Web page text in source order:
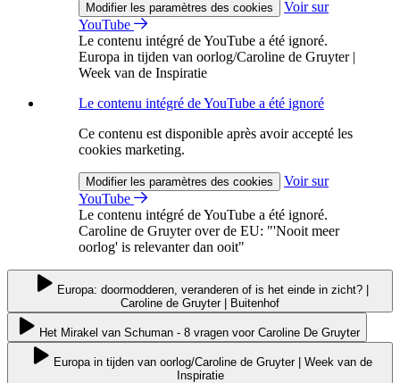
Modifier les paramètres des cookies
Voir sur
YouTube
Le contenu intégré de YouTube a été ignoré.
Europa in tijden van oorlog/Caroline de Gruyter |
Week van de Inspiratie
Le contenu intégré de YouTube a été ignoré
Ce contenu est disponible après avoir accepté les
cookies marketing.
Modifier les paramètres des cookies
Voir sur
YouTube
Le contenu intégré de YouTube a été ignoré.
Caroline de Gruyter over de EU: "'Nooit meer
oorlog' is relevanter dan ooit"
Europa: doormodderen, veranderen of is het einde in zicht? |
Caroline de Gruyter | Buitenhof
Het Mirakel van Schuman - 8 vragen voor Caroline De Gruyter
Europa in tijden van oorlog/Caroline de Gruyter | Week van de
Inspiratie